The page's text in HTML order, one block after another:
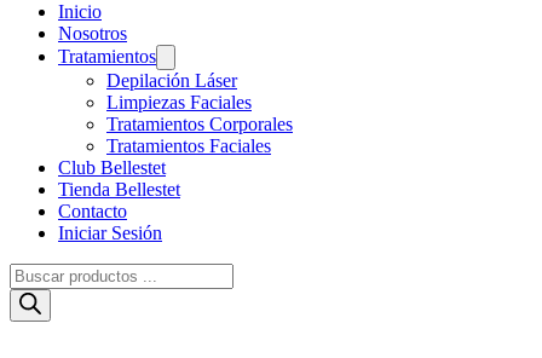
Inicio
Nosotros
Tratamientos
Depilación Láser
Limpiezas Faciales
Tratamientos Corporales
Tratamientos Faciales
Club Bellestet
Tienda Bellestet
Contacto
Iniciar Sesión
Búsqueda
de
productos